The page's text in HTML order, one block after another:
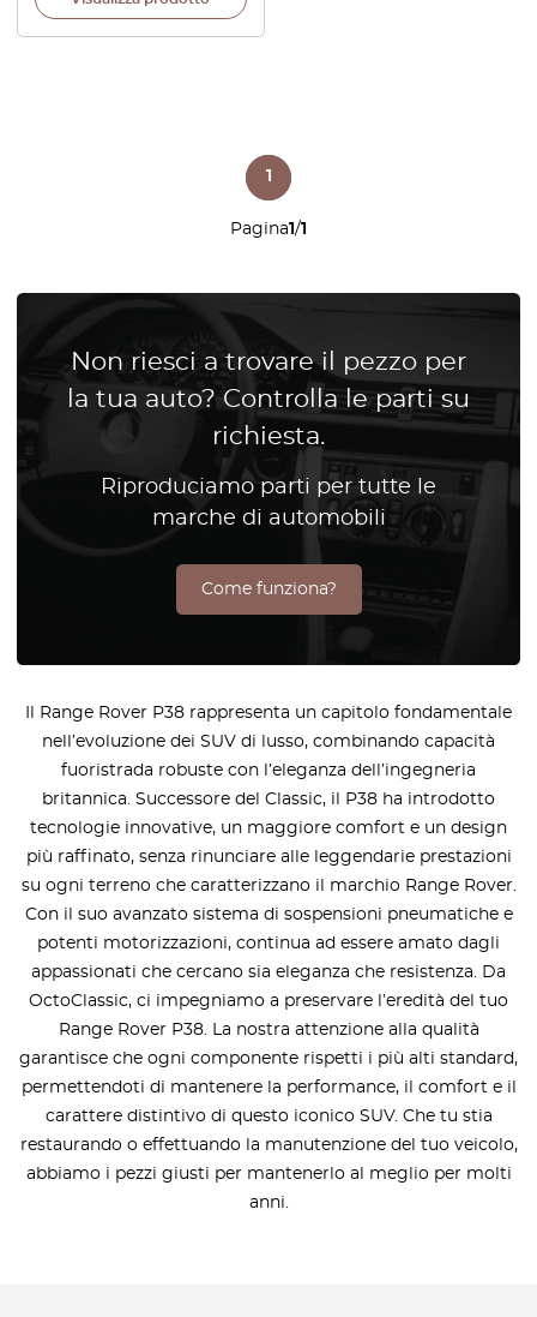
Pagina1/1
1
Non riesci a trovare il pezzo per
la tua auto? Controlla le parti su
richiesta.
Riproduciamo parti per tutte le
marche di automobili
Come funziona?
Il Range Rover P38 rappresenta un capitolo fondamentale
nell’evoluzione dei SUV di lusso, combinando capacità
fuoristrada robuste con l’eleganza dell’ingegneria
britannica. Successore del Classic, il P38 ha introdotto
tecnologie innovative, un maggiore comfort e un design
più raffinato, senza rinunciare alle leggendarie prestazioni
su ogni terreno che caratterizzano il marchio Range Rover.
Con il suo avanzato sistema di sospensioni pneumatiche e
potenti motorizzazioni, continua ad essere amato dagli
appassionati che cercano sia eleganza che resistenza. Da
OctoClassic, ci impegniamo a preservare l’eredità del tuo
Range Rover P38. La nostra attenzione alla qualità
garantisce che ogni componente rispetti i più alti standard,
permettendoti di mantenere la performance, il comfort e il
carattere distintivo di questo iconico SUV. Che tu stia
restaurando o effettuando la manutenzione del tuo veicolo,
abbiamo i pezzi giusti per mantenerlo al meglio per molti
anni.